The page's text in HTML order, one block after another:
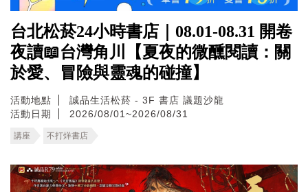
台北松菸24小時書店｜08.01-08.31 開卷
夜讀📖台灣角川【夏夜的微醺閱讀：關
於愛、冒險與靈魂的碰撞】
活動地點
誠品生活松菸 - 3F 書店 議題沙龍
活動日期
2026/08/01~2026/08/31
講座 不打烊書店